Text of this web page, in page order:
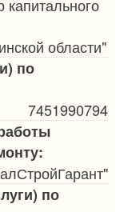
области"
по
7451990794
по